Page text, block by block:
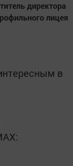
директора
лицея
в